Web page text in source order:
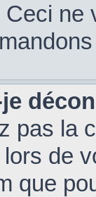
Ceci
pas la
de
que